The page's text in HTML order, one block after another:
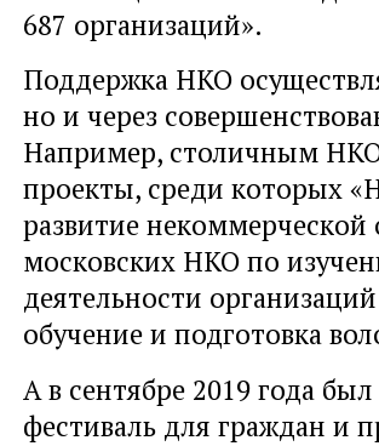
687 организаций».
Поддержка НКО
но и через
Например, столичным
проекты, среди которых
развитие
московских НКО по
деятельности
обучение и подготовка
А в сентябре 2019 года
фестиваль для граждан и